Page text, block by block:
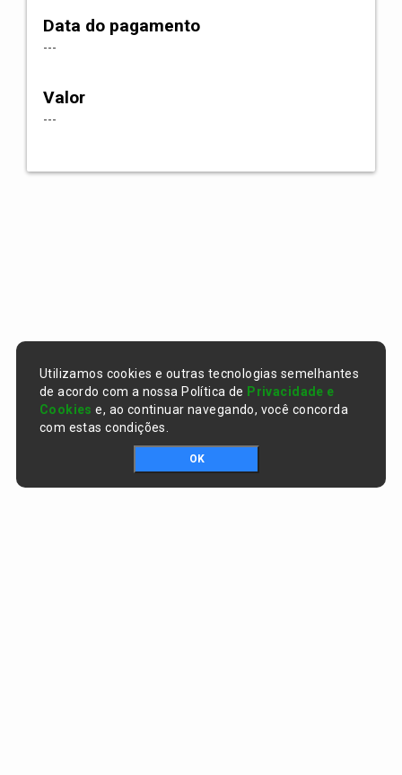
Data do pagamento
---
Valor
---
Utilizamos cookies e outras tecnologias semelhantes
de acordo com a nossa Política de Privacidade e
Cookies e, ao continuar navegando, você concorda
com estas condições.
OK